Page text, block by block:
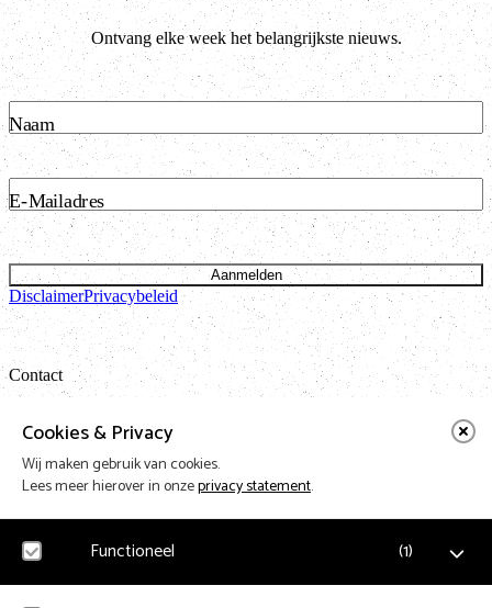
Cookies & Privacy
Wij maken gebruik van cookies.
Lees meer hierover in onzeprivacy statement.
Functioneel (1)
Ontvang elke week het belangrijkste nieuws.
Naam
E-Mailadres
Aanmelden
DisclaimerPrivacybeleid
Contact
Bataviastraat 24 unit 1.13
t: 020 421 50 05 e: info@vnpf.nl
Vereniging Nederlandse Poppodia en -Festivals